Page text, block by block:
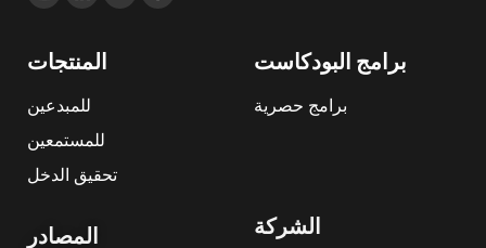
المنتجات
للمبدعين
للمستمعين
تحقيق الدخل
برامج البودكاست
برامج حصرية
المصادر الشركة